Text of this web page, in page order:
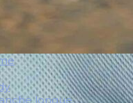
longue